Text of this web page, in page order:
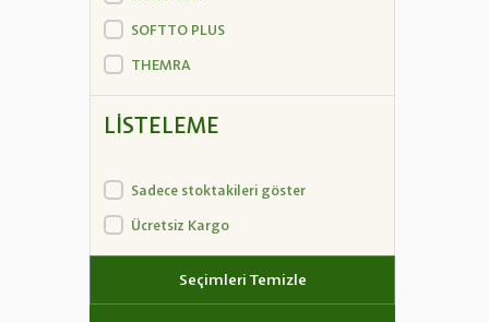
SOFTTO PLUS
THEMRA
LISTELEME
Sadece stoktakileri göster
Ücretsiz Kargo
Seçimleri Temizle